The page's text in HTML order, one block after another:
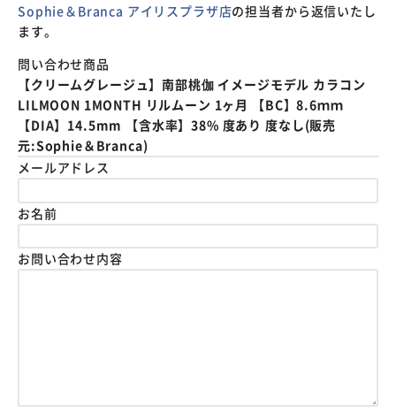
Sophie＆Branca アイリスプラザ店の担当者から返信いたし
ます。
問い合わせ商品
【クリームグレージュ】南部桃伽 イメージモデル カラコン
LILMOON 1MONTH リルムーン 1ヶ月 【BC】8.6ｍｍ
【DIA】14.5mm 【含水率】38% 度あり 度なし(販売
元:Sophie＆Branca)
メールアドレス
お名前
お問い合わせ内容